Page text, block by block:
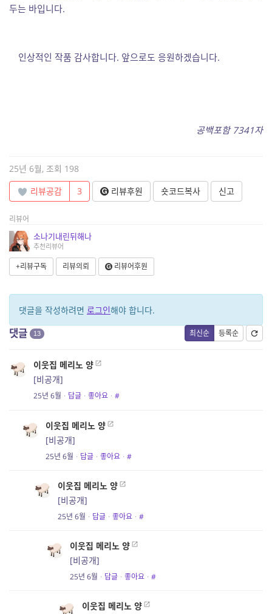
두는 바입니다.
인상적인 작품 감사합니다. 앞으로도 응원하겠습니다.
공백포함 7341자
25년 6월, 조회 198
리뷰공감
3 리뷰후원 숏코드복사 신고
리뷰어
소나기내린뒤해나
추천리뷰어
+리뷰구독 리뷰의뢰 리뷰어후원
댓글을 작성하려면 로그인해야 합니다.
최신순 등록순
댓글 13
이웃집 메리노 양
[비공개]
25년 6월 · 답글 · 좋아요 · #
이웃집 메리노 양
[비공개]
25년 6월 · 답글 · 좋아요 · #
이웃집 메리노 양
[비공개]
25년 6월 · 답글 · 좋아요 · #
이웃집 메리노 양
[비공개]
25년 6월 · 답글 · 좋아요 · #
이웃집 메리노 양